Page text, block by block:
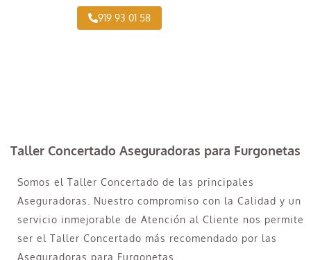
919 93 01 58
Taller Concertado Aseguradoras para Furgonetas
Somos el Taller Concertado de las principales
Aseguradoras. Nuestro compromiso con la Calidad y un
servicio inmejorable de Atención al Cliente nos permite
ser el Taller Concertado más recomendado por las
Aseguradoras para Furgonetas.